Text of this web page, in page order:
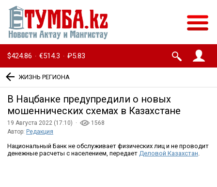
$424.86 · €514.3 · ₽5.83
ЖИЗНЬ РЕГИОНА
В Нацбанке предупредили о новых
мошеннических схемах в Казахстане
19 Августа 2022 (17:10) ·
1568
Автор: Редакция
Национальный Банк не обслуживает физических лиц и не проводит
денежные расчеты с населением, передает Деловой Казахстан.